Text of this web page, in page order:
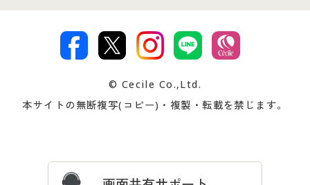
著作権・商標について 会社案内
プレゼント＆キャンペーン サイトマップ
交換・返品は お支払は
ついて
忘れの場合
© Cecile Co.,Ltd.
本サイトの無断複写(コピー)・複製・転載を禁じます。